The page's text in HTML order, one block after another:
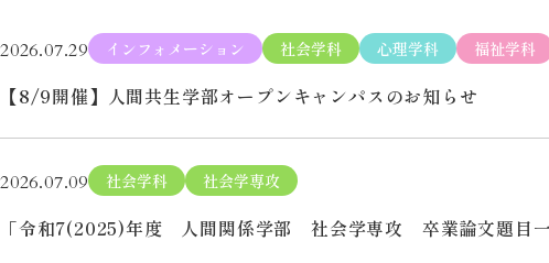
2026.07.29 インフォメーション 社会学科 心理学科 福祉学科
【8/9開催】人間共生学部オープンキャンパスのお知らせ
2026.07.09 社会学科 社会学専攻
「令和7(2025)年度 人間関係学部 社会学専攻 卒業論文題目